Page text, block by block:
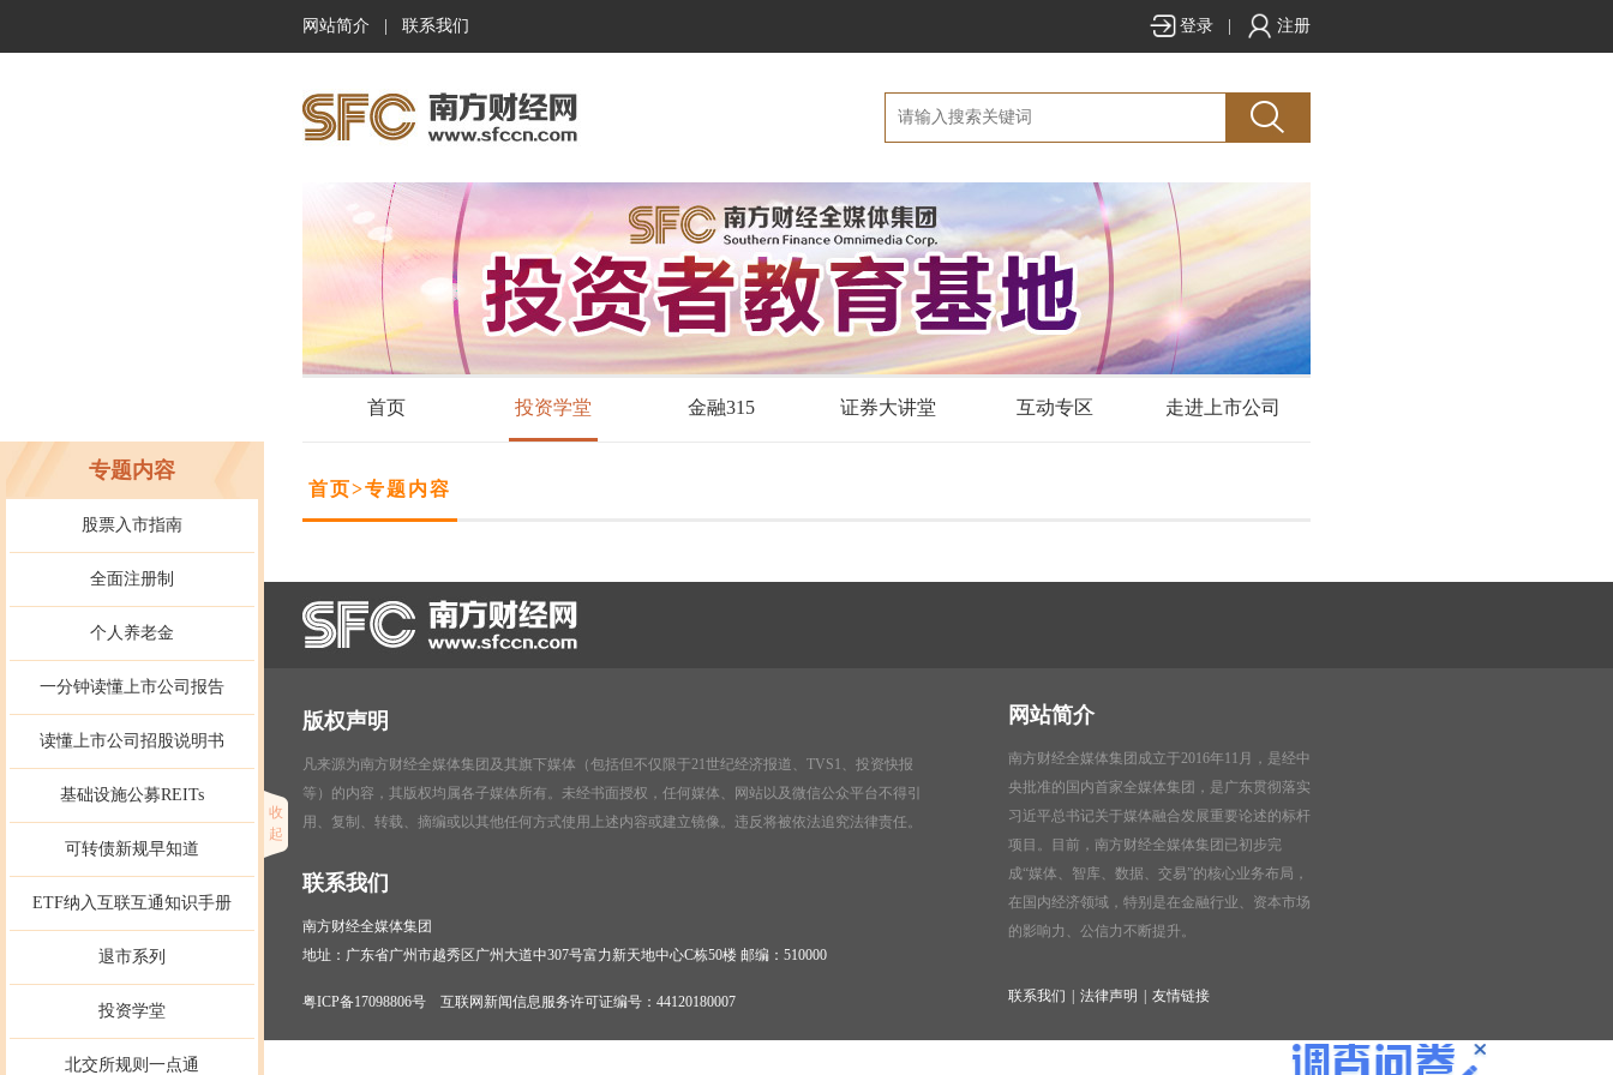
网站简介 联系我们 登录 注册
首页 投资学堂 金融315 证券大讲堂 互动专区 走进上市公司
首页>专题内容
版权声明
凡来源为南方财经全媒体集团及其旗下媒体（包括但不仅限于21世纪经济报道、TVS1、投资快报
等）的内容，其版权均属各子媒体所有。未经书面授权，任何媒体、网站以及微信公众平台不得引
用、复制、转载、摘编或以其他任何方式使用上述内容或建立镜像。违反将被依法追究法律责任。
联系我们
南方财经全媒体集团
地址：广东省广州市越秀区广州大道中307号富力新天地中心C栋50楼 邮编：510000
粤ICP备17098806号 互联网新闻信息服务许可证编号：44120180007
网站简介
南方财经全媒体集团成立于2016年11月，是经中
央批准的国内首家全媒体集团，是广东贯彻落实
习近平总书记关于媒体融合发展重要论述的标杆
项目。目前，南方财经全媒体集团已初步完
成“媒体、智库、数据、交易”的核心业务布局，
在国内经济领域，特别是在金融行业、资本市场
的影响力、公信力不断提升。
联系我们 法律声明 友情链接
专题内容
股票入市指南
全面注册制
个人养老金
一分钟读懂上市公司报告
读懂上市公司招股说明书
基础设施公募REITs
可转债新规早知道
ETF纳入互联互通知识手册
退市系列
投资学堂
北交所规则一点通
收
起